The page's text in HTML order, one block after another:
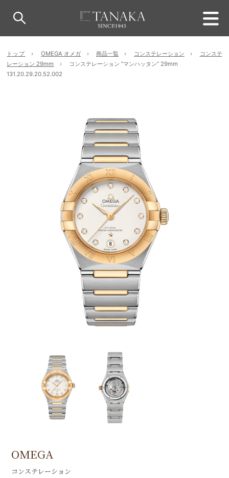
トップ OMEGA オメガ 商品一覧 コンステレーション
コンステ
レーション 29mm
コンステレーション “マンハッタン ” 29mm
131.20.29.20.52.002
OMEGA
コンステレーション